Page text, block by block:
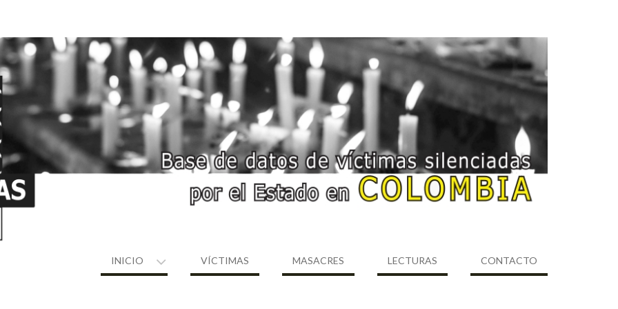
INICIO VÍCTIMAS MASACRES LECTURAS CONTACTO